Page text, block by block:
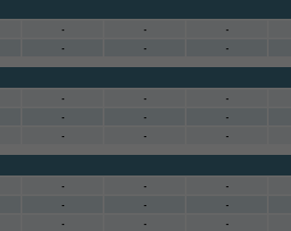
- - -
- - -
- - -
- - -
- - -
- - -
- - -
- - -